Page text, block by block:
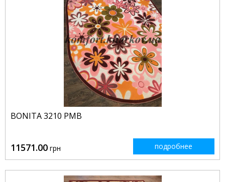
BONITA 3210 PMB
11571.00 грн подробнее